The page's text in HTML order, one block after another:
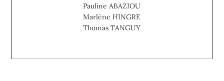
Pauline ABAZIOU
Marlène HINGRE
Thomas TANGUY